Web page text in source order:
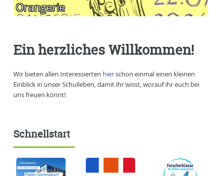
Ein herzliches Willkommen!
Wir bieten allen Interessierten hierschon einmal einen kleinen
Einblick in unser Schulleben, damit ihr wisst, worauf ihr euch bei
uns freuen könnt!
Orangerie
Schnellstart